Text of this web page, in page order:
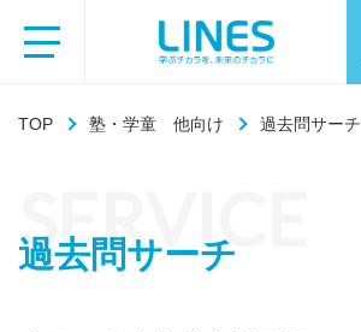
TOP 塾・学童 他向け 過去問サーチ
SERVICE
過去問サーチ